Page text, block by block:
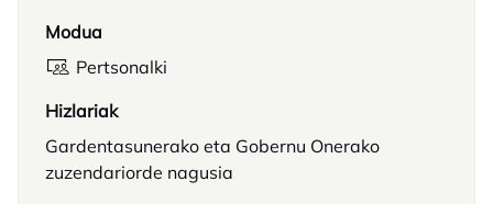
Modua
Pertsonalki
Hizlariak
Gardentasunerako eta Gobernu Onerako
zuzendariorde nagusia